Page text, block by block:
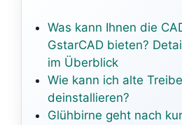
Was kann Ihnen die
GstarCAD bieten?
im Überblick
Wie kann ich alte
deinstallieren?
Glühbirne geht nach